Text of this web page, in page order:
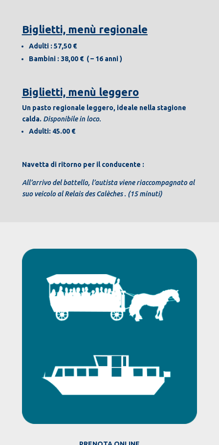
Biglietti, menù regionale
Adulti : 57,50 €
Bambini : 38,00 € ( – 16 anni )
Biglietti, menù leggero
Un pasto regionale leggero, ideale nella stagione
calda. Disponibile in loco.
Adulti: 45.00 €
Navetta di ritorno per il conducente :
All’arrivo del battello, l’autista viene riaccompagnato al
suo veicolo al Relais des Calèches . (15 minuti)